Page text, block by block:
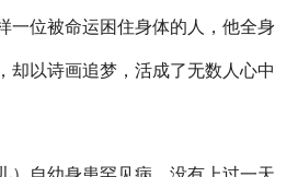
位被命运困住身体的人，他全身
却以诗画追梦，活成了无数人心中